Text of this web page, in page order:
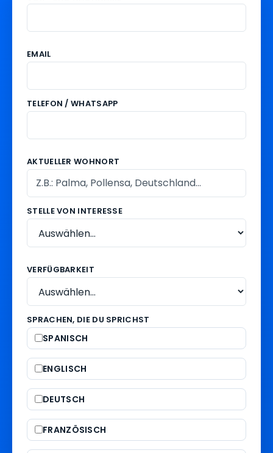
EMAIL
TELEFON / WHATSAPP
AKTUELLER WOHNORT
STELLE VON INTERESSE
VERFÜGBARKEIT
SPRACHEN, DIE DU SPRICHST
SPANISCH
ENGLISCH
DEUTSCH
FRANZÖSISCH